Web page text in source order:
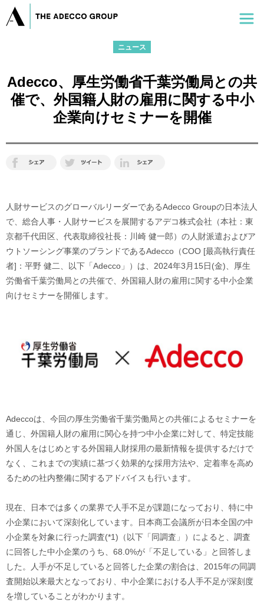
ニュース
Adecco、厚生労働省千葉労働局との共
催で、外国籍人財の雇用に関する中小
企業向けセミナーを開催
人財サービスのグローバルリーダーであるAdecco Groupの日本法人
で、総合人事・人財サービスを展開するアデコ株式会社（本社：東
京都千代田区、代表取締役社長：川崎 健一郎）の人財派遣およびア
ウトソーシング事業のブランドであるAdecco（COO [最高執行責任
者]：平野 健二、以下「Adecco」）は、2024年3月15日(金)、厚生
労働省千葉労働局との共催で、外国籍人財の雇用に関する中小企業
向けセミナーを開催します。
Adeccoは、今回の厚生労働省千葉労働局との共催によるセミナーを
通じ、外国籍人財の雇用に関心を持つ中小企業に対して、特定技能
外国人をはじめとする外国籍人財採用の最新情報を提供するだけで
なく、これまでの実績に基づく効果的な採用方法や、定着率を高め
るための社内整備に関するアドバイスも行います。
現在、日本では多くの業界で人手不足が課題になっており、特に中
小企業において深刻化しています。日本商工会議所が日本全国の中
小企業を対象に行った調査(*1)（以下「同調査」）によると、調査
に回答した中小企業のうち、68.0%が「不足している」と回答しま
した。人手が不足していると回答した企業の割合は、2015年の同調
査開始以来最大となっており、中小企業における人手不足が深刻度
を増していることがわかります。